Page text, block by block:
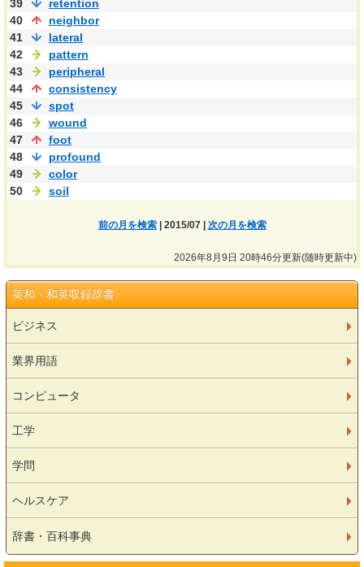
39
retention
40
neighbor
41
lateral
42
pattern
43
peripheral
44
consistency
45
spot
46
wound
47
foot
48
profound
49
color
50
soil
前の月を検索| 2015/07 | 次の月を検索
2026年8月9日 20時46分更新(随時更新中)
英和・和英収録辞書
ビジネス
業界用語
コンピュータ
工学
学問
ヘルスケア
辞書・百科事典